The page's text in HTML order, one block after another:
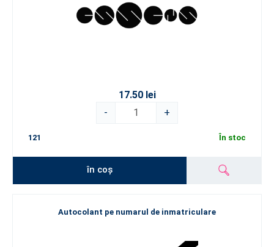
17.50 lei
-
+
121 În stoc
în coș
Autocolant pe numarul de inmatriculare